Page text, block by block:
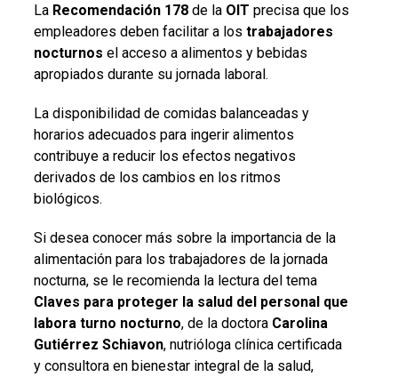
La Recomendación 178de la OIT precisa que los
empleadores deben facilitar a los trabajadores
nocturnos el acceso a alimentos y bebidas
apropiados durante su jornada laboral.
La disponibilidad de comidas balanceadas y
horarios adecuados para ingerir alimentos
contribuye a reducir los efectos negativos
derivados de los cambios en los ritmos
biológicos.
Si desea conocer más sobre la importancia de la
alimentación para los trabajadores de la jornada
nocturna, se le recomienda la lectura del tema
Claves para proteger la salud del personal que
labora turno nocturno, de la doctora Carolina
Gutiérrez Schiavon, nutrióloga clínica certificada
y consultora en bienestar integral de la salud,